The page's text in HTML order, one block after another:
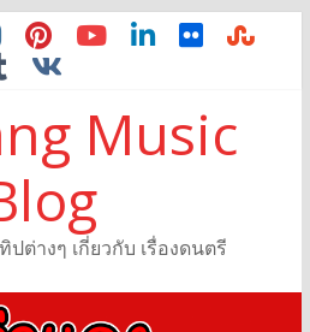
Music
ต่างๆ เกี่ยวกับ เรื่องดนตรี